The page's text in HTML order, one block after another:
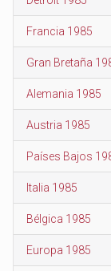
Francia 1985
Gran Bretaña
Alemania 1985
Austria 1985
Países Bajos
Italia 1985
Bélgica 1985
Europa 1985